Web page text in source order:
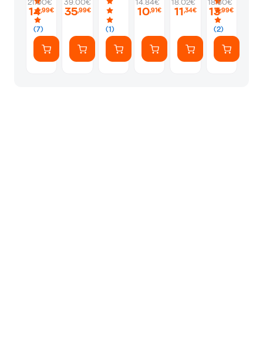
(7)
21.00€
14,99€
39.00€
35,99€
(1)
14.84€
10,91€
18.02€
11 ,34€
(2)
18.80€
13,99€